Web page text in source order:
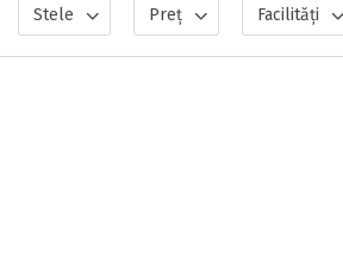
Stele Preț Facilități